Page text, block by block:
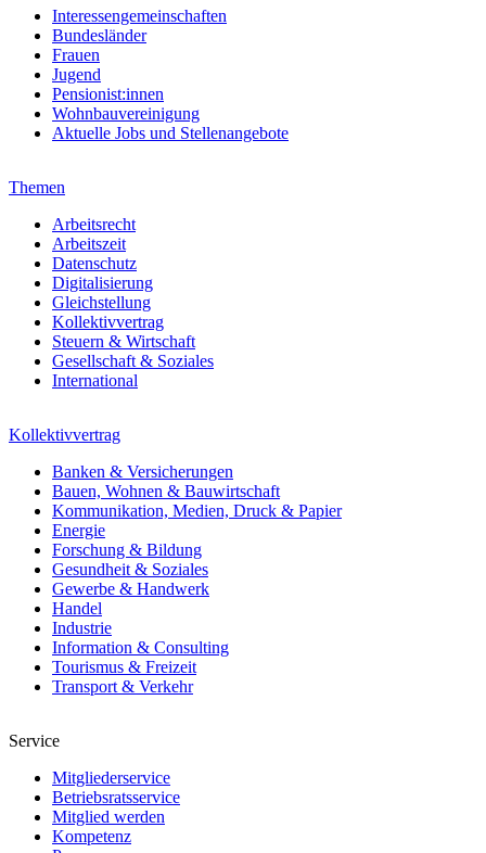
Interessengemeinschaften
Bundesländer
Frauen
Jugend
Pensionist:innen
Wohnbauvereinigung
Aktuelle Jobs und Stellenangebote
Themen
Arbeitsrecht
Arbeitszeit
Datenschutz
Digitalisierung
Gleichstellung
Kollektivvertrag
Steuern & Wirtschaft
Gesellschaft & Soziales
International
Kollektivvertrag
Banken & Versicherungen
Bauen, Wohnen & Bauwirtschaft
Kommunikation, Medien, Druck & Papier
Energie
Forschung & Bildung
Gesundheit & Soziales
Gewerbe & Handwerk
Handel
Industrie
Information & Consulting
Tourismus & Freizeit
Transport & Verkehr
Service
Mitgliederservice
Betriebsratsservice
Mitglied werden
Kompetenz